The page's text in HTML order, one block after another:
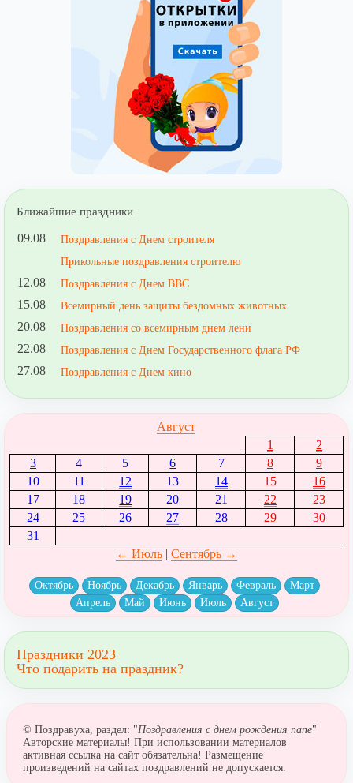
Ближайшие праздники
09.08
Поздравления с Днем строителя
Прикольные поздравления строителю
12.08 Поздравления с Днем ВВС
15.08 Всемирный день защиты бездомных животных
20.08 Поздравления со всемирным днем лени
22.08 Поздравления с Днем Государственного флага РФ
27.08 Поздравления с Днем кино
Август
1
2
3
4 5 6 7 8
9
10
11 12 13 14 15
16
17
18 19 20 21 22
23
24
25 26 27 28 29
30
31
← Июль| Сентябрь →
Октябрь Ноябрь Декабрь Январь Февраль
Март
Апрель
Май Июнь Июль Август
Праздники 2023
Что подарить на праздник?
© Поздравуха, раздел: "Поздравления с днем рождения папе"
Авторские материалы! При использовании материалов
активная ссылка на сайт обязательна! Размещение
произведений на сайтах поздравлений не допускается.